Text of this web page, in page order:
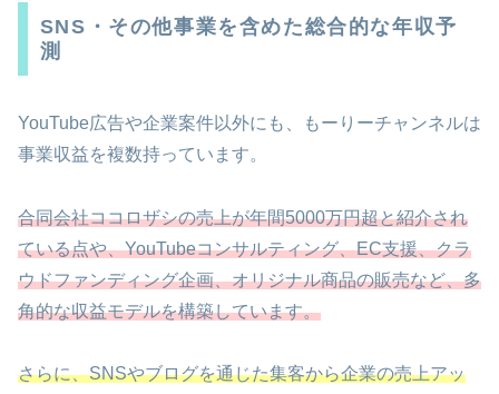
SNS・その他事業を含めた総合的な年収予
測
YouTube広告や企業案件以外にも、もーりーチャンネルは
事業収益を複数持っています。
合同会社ココロザシの売上が年間5000万円超と紹介され
ている点や、YouTubeコンサルティング、EC支援、クラ
ウドファンディング企画、オリジナル商品の販売など、多
角的な収益モデルを構築しています。
さらに、SNSやブログを通じた集客から企業の売上アッ